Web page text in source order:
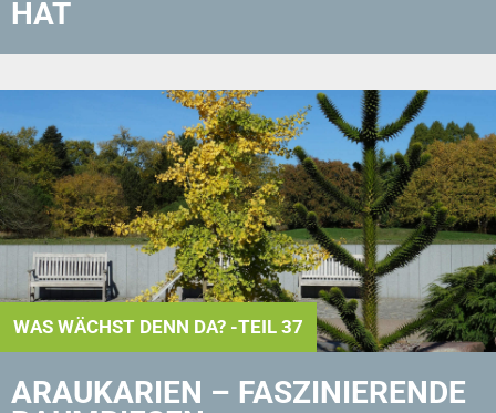
HAT
WAS WÄCHST DENN DA? -TEIL 37
ARAUKARIEN – FASZINIERENDE